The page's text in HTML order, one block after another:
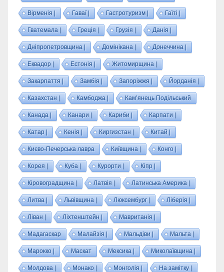
Вірменія | Гаваї | Гастротуризм | Гаїті |
Гватемала | Греція | Грузія | Данія |
Дніпропетровщина | Домінікана | Донеччина |
Еквадор | Естонія | Житомирщина |
Закарпаття | Замбія | Запоріжжя | Йорданія |
Казахстан | Камбоджа | Кам’янець Подільський
Канада | Канари | Кариби | Карпати |
Катар | Кенія | Киргизстан | Китай |
Києво-Печерська лавра Київщина | Конго |
Корея | Куба | Курорти | Кіпр |
Кіровоградщина | Латвія | Латинська Америка |
Литва | Львівщина | Люксембург | Ліберія |
Ліван | Ліхтенштейн | Мавританія |
Мадагаскар Малайзія | Мальдіви | Мальта |
Марокко | Маскат Мексика | Миколаївщина |
Молдова | Монако | Монголія | На замітку |